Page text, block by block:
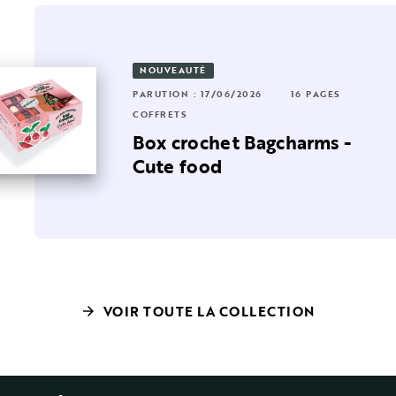
PAGES
: 08/10/2025
breloques Maneki Neko
NOUVEAUTÉ
PARUTION : 17/06/2026
16 PAGES
COFFRETS
Box crochet Bagcharms -
Cute food
arrow_forward VOIR TOUTE LA COLLECTION